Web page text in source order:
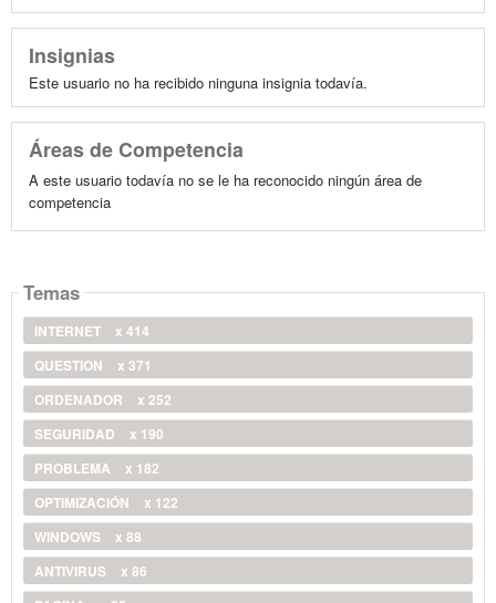
Insignias
Este usuario no ha recibido ninguna insignia todavía.
Áreas de Competencia
A este usuario todavía no se le ha reconocido ningún área de
competencia
Temas
INTERNET
x 414
QUESTION
x 371
ORDENADOR
x 252
SEGURIDAD
x 190
PROBLEMA
x 182
OPTIMIZACIÓN
x 122
WINDOWS
x 88
ANTIVIRUS
x 86